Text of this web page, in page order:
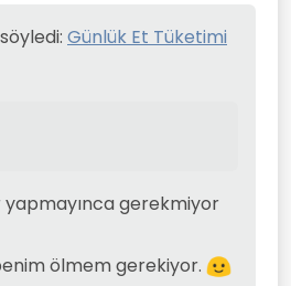
Günlük Et Tüketimi
yapmayınca gerekmiyor
ölmem gerekiyor.